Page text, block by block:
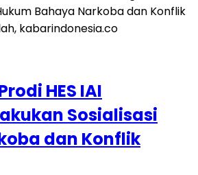
HES IAI
Sosialisasi
dan Konflik